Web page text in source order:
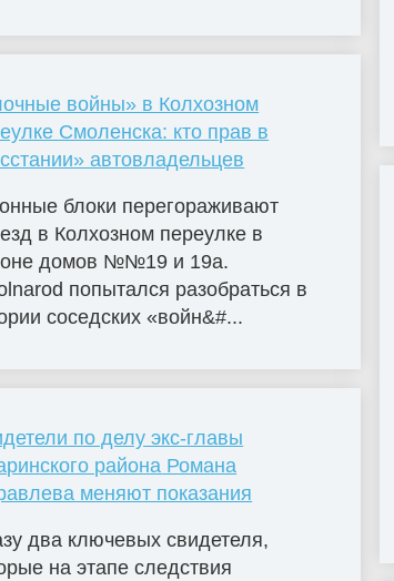
войны» в Колхозном
Смоленска: кто прав в
автовладельцев
блоки перегораживают
в Колхозном переулке в
домов №№19 и 19а.
попытался разобраться в
соседских «войн&#...
по делу экс-главы
района Романа
меняют показания
два ключевых свидетеля,
на этапе следствия